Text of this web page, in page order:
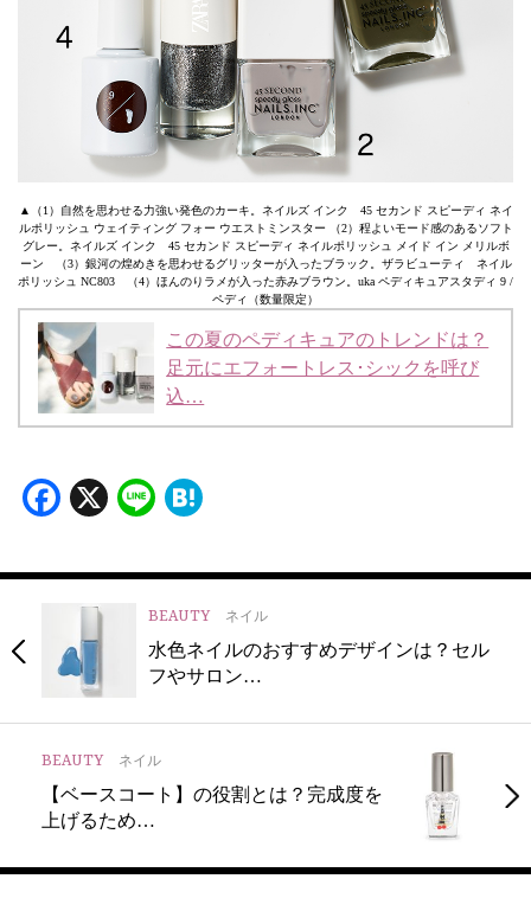
▲（1）自然を思わせる力強い発色のカーキ。ネイルズ インク 45 セカンド スピーディ ネイ
ルポリッシュ ウェイティング フォー ウエストミンスター （2）程よいモード感のあるソフト
グレー。ネイルズ インク 45 セカンド スピーディ ネイルポリッシュ メイド イン メリルボ
ーン （3）銀河の煌めきを思わせるグリッターが入ったブラック。ザラビューティ ネイル
ポリッシュ NC803 （4）ほんのりラメが入った赤みブラウン。uka ペディキュアスタディ 9 /
ペディ（数量限定）
この夏のペディキュアのトレンドは？
足元にエフォートレス･シックを呼び
込…
Facebook
X Line
BEAUTY ネイル
水色ネイルのおすすめデザインは？セル
フやサロン…
BEAUTY ネイル
【ベースコート】の役割とは？完成度を
上げるため…